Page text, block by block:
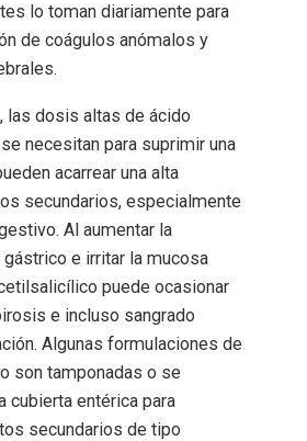
lo toman diariamente para
de coágulos anómalos y
las dosis altas de ácido
necesitan para suprimir una
acarrear una alta
secundarios, especialmente
Al aumentar la
e irritar la mucosa
puede ocasionar
e incluso sangrado
Algunas formulaciones de
son tamponadas o se
cubierta entérica para
secundarios de tipo